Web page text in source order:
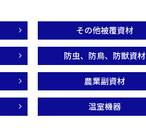
その他被覆資材
防虫、防鳥、防獣資材
農業副資材
温室機器